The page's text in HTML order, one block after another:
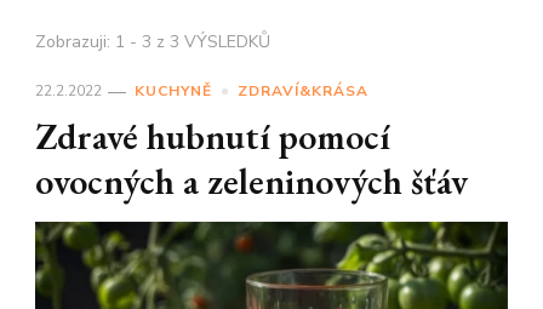
Zobrazuji: 1 - 3 z 3 VÝSLEDKŮ
22.2.2022 KUCHYNĚ ZDRAVÍ&KRÁSA
Zdravé hubnutí pomocí
ovocných a zeleninových šťáv